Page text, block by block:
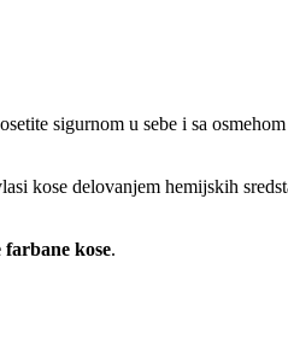
sigurnom u sebe i sa
kose delovanjem hemijskih
kose.